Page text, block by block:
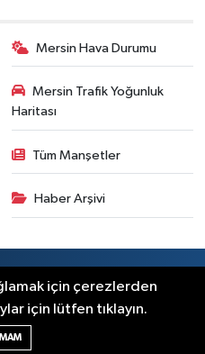
Mersin Hava Durumu
Mersin Trafik Yoğunluk
Haritası
Tüm Manşetler
Haber Arşivi
için çerezlerden
için lütfen tıklayın.